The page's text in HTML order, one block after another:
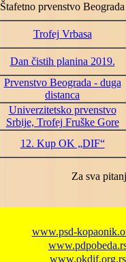
Štafetno prvenstvo Beograda
Trofej Vrbasa
Dan čistih planina 2019.
Prvenstvo Beograda - duga
distanca
Univerzitetsko prvenstvo
Srbije, Trofej Fruške Gore
12. Kup OK „DIF“
Za sva
www.psd-
www.okdif.org.rs